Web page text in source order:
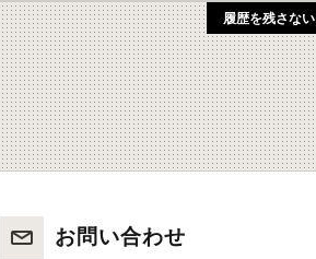
履歴を残さない
お問い合わせ